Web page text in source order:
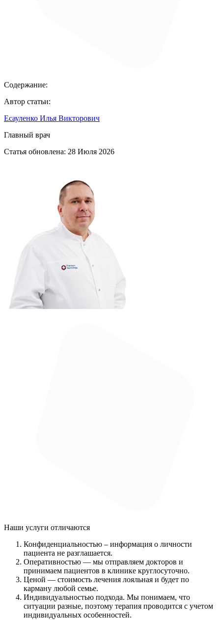
Содержание:
Автор статьи:
Есауленко Илья Викторович
Главный врач
Статья обновлена: 28 Июля 2026
Наши услуги отличаются
Конфиденциальностью – информация о личности
пациента не разглашается.
Оперативностью — мы отправляем докторов и
принимаем пациентов в клинике круглосуточно.
Ценой — стоимость лечения лояльная и будет по
карману любой семье.
Индивидуальностью подхода. Мы понимаем, что
ситуации разные, поэтому терапия проводится с учетом
индивидуальных особенностей.